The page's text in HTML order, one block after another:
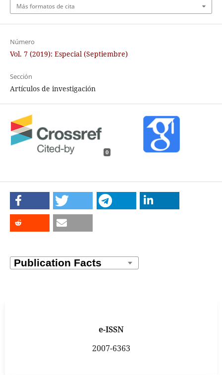
Más formatos de cita
Número
Vol. 7 (2019): Especial (Septiembre)
Sección
Artículos de investigación
0
e-ISSN
2007-6363